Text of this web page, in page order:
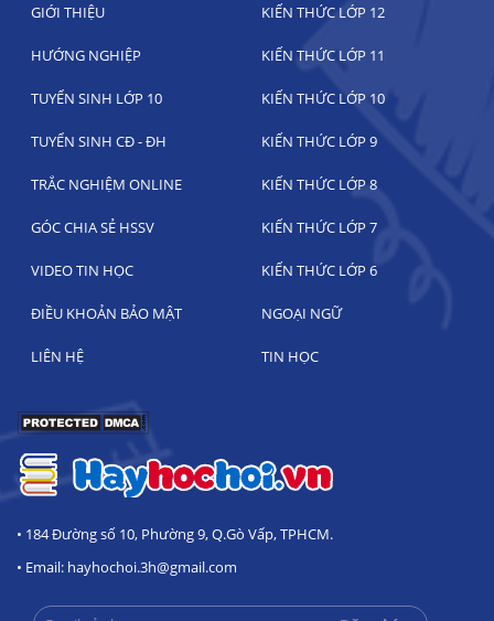
GIỚI THIỆU KIẾN THỨC LỚP 12
HƯỚNG NGHIỆP KIẾN THỨC LỚP 11
TUYỂN SINH LỚP 10 KIẾN THỨC LỚP 10
TUYỂN SINH CĐ - ĐH KIẾN THỨC LỚP 9
TRẮC NGHIỆM ONLINE KIẾN THỨC LỚP 8
GÓC CHIA SẺ HSSV KIẾN THỨC LỚP 7
VIDEO TIN HỌC KIẾN THỨC LỚP 6
ĐIỀU KHOẢN BẢO MẬT NGOẠI NGỮ
LIÊN HỆ TIN HỌC
• 184 Đường số 10, Phường 9, Q.Gò Vấp, TPHCM.
• Email: hayhochoi.3h@gmail.com